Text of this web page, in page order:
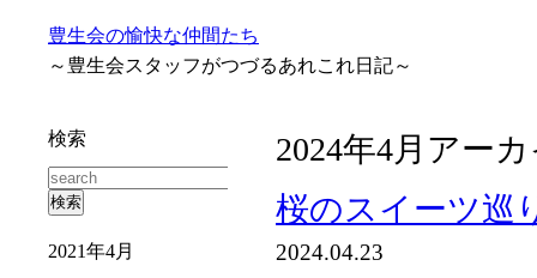
豊生会の愉快な仲間たち
～豊生会スタッフがつづるあれこれ日記～
2024年4月アー
桜のスイーツ巡
2024.04.23
検索
2021年4月